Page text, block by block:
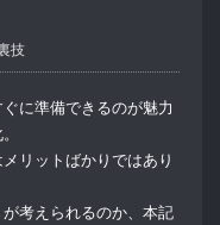
技
に準備できるのが魅力
リットばかりではあり
考えられるのか、本記